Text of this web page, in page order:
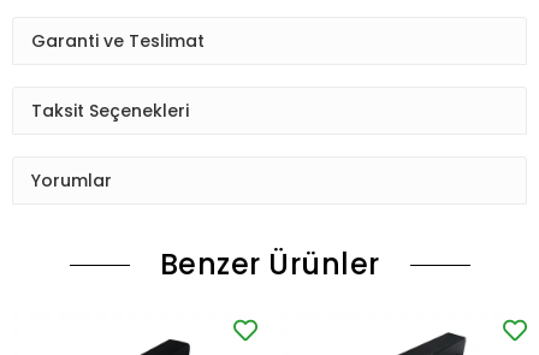
Garanti ve Teslimat
Taksit Seçenekleri
Yorumlar
Benzer Ürünler